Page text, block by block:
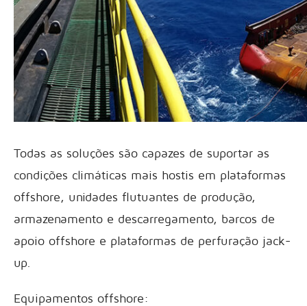
Todas as soluções são capazes de suportar as
condições climáticas mais hostis em plataformas
offshore, unidades flutuantes de produção,
armazenamento e descarregamento, barcos de
apoio offshore e plataformas de perfuração jack-
up.
Equipamentos offshore: